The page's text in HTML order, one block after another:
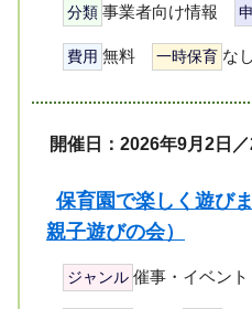
分類 事業者向け情報
費用 無料 一時保育 なし
開催日：2026年9月2日
保育園で楽しく遊び
親子遊びの会）
ジャンル 催事・イベント